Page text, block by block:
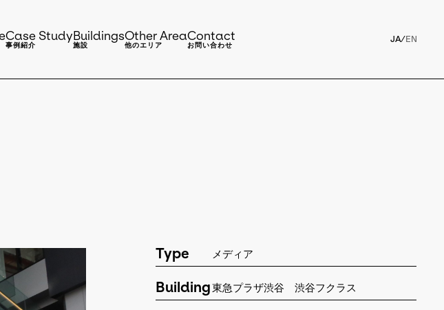
Case Study
事例紹介
Buildings
施設
Other Area
他のエリア
Contact
お問い合わせ
JA/EN
Type メディア
Building東急プラザ渋谷 渋谷フクラス